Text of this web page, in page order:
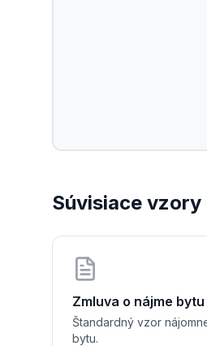
Súvisiace vzory
Zmluva o nájme bytu
Štandardný vzor
bytu.